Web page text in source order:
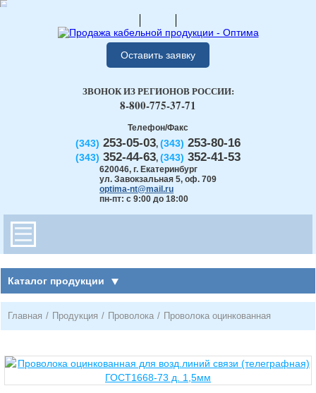
Оставить заявку
Телефон/Факс
(343) 253-05-03, (343) 253-80-16
(343) 352-44-63, (343) 352-41-53
620046, г. Екатеринбург
ул. Завокзальная 5, оф. 709
optima-nt@mail.ru
пн-пт: с 9:00 до 18:00
ЗВОНОК ИЗ РЕГИОНОВ РОССИИ:
8-800-775-37-71
Каталог продукции
Главная / Продукция / Проволока / Проволока оцинкованная